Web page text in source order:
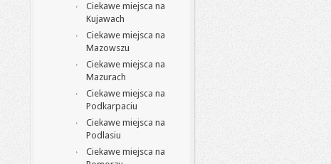
Ciekawe miejsca na
Kujawach
Ciekawe miejsca na
Mazowszu
Ciekawe miejsca na
Mazurach
Ciekawe miejsca na
Podkarpaciu
Ciekawe miejsca na
Podlasiu
Ciekawe miejsca na